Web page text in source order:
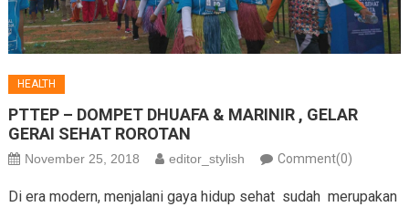
HEALTH
PTTEP – DOMPET DHUAFA & MARINIR , GELAR
GERAI SEHAT ROROTAN
November 25, 2018 editor_stylish Comment(0)
Di era modern, menjalani gaya hidup sehat sudah merupakan